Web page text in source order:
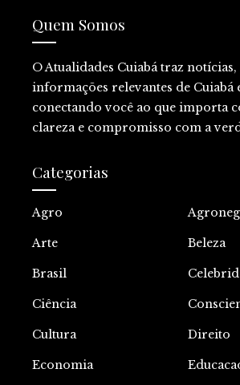
Quem Somos
O Atualidades Cuiabá traz notícias,
informações relevantes de Cuiabá
conectando você ao que importa
clareza e compromisso com a
Categorias
Agro
Arte Beleza
Brasil
Ciência
Cultura Direito
Economia